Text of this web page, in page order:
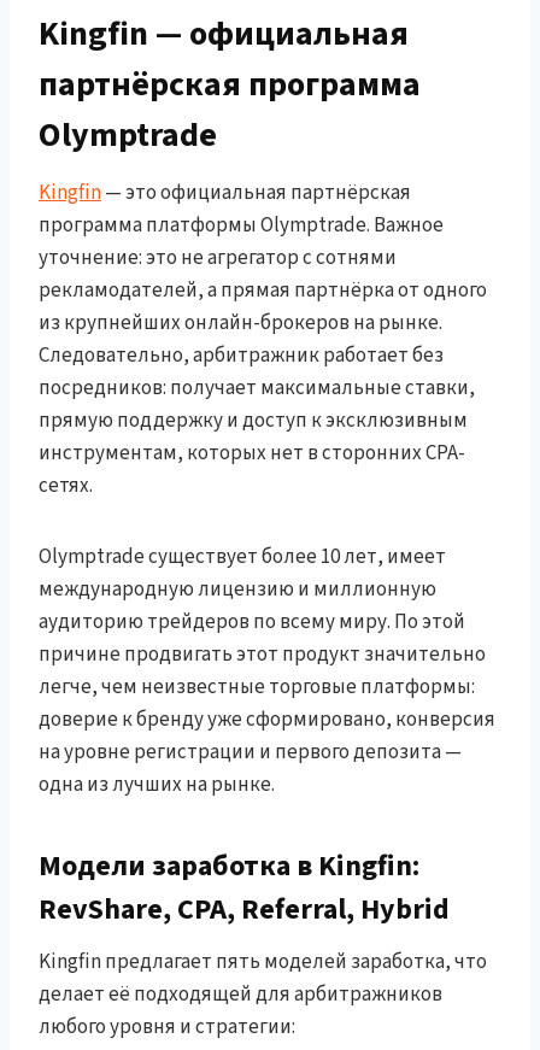
Kingfin — официальная
партнёрская программа
Olymptrade
Kingfin— это официальная партнёрская
программа платформы Olymptrade. Важное
уточнение: это не агрегатор с сотнями
рекламодателей, а прямая партнёрка от одного
из крупнейших онлайн-брокеров на рынке.
Следовательно, арбитражник работает без
посредников: получает максимальные ставки,
прямую поддержку и доступ к эксклюзивным
инструментам, которых нет в сторонних CPA-
сетях.
Olymptrade существует более 10 лет, имеет
международную лицензию и миллионную
аудиторию трейдеров по всему миру. По этой
причине продвигать этот продукт значительно
легче, чем неизвестные торговые платформы:
доверие к бренду уже сформировано, конверсия
на уровне регистрации и первого депозита —
одна из лучших на рынке.
Модели заработка в Kingfin:
RevShare, CPA, Referral, Hybrid
Kingfin предлагает пять моделей заработка, что
делает её подходящей для арбитражников
любого уровня и стратегии: